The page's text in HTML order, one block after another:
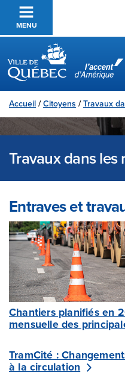
Passer au contenu
MENU
Ville de Québec
Accueil /Citoyens /Travaux
Travaux dans les
Entraves et
Chantiers planifiés en
mensuelle des
TramCité :
à la circulation